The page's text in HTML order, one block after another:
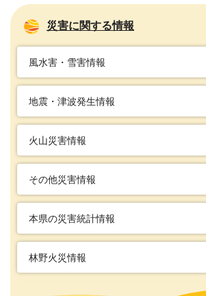
災害に関する情報
風水害・雪害情報
地震・津波発生情報
火山災害情報
その他災害情報
本県の災害統計情報
林野火災情報